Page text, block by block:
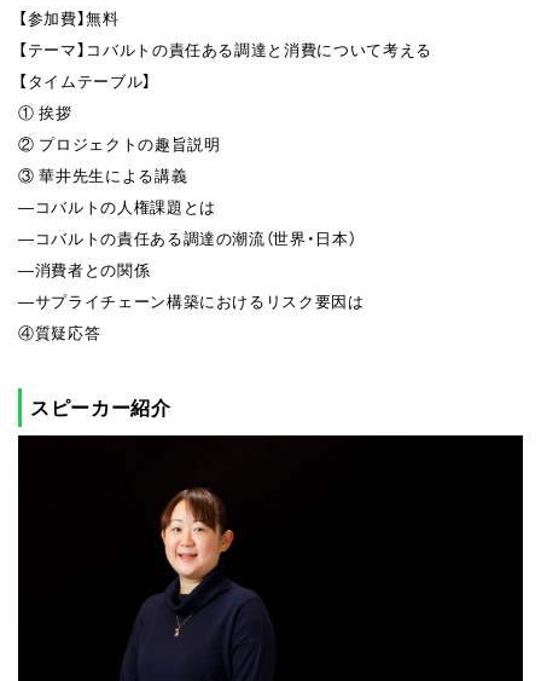
【参加費】無料
【テーマ】コバルトの責任ある調達と消費について考える
【タイムテーブル】
① 挨拶
② プロジェクトの趣旨説明
③ 華井先生による講義
―コバルトの人権課題とは
―コバルトの責任ある調達の潮流（世界・日本）
―消費者との関係
―サプライチェーン構築におけるリスク要因は
④質疑応答
スピーカー紹介